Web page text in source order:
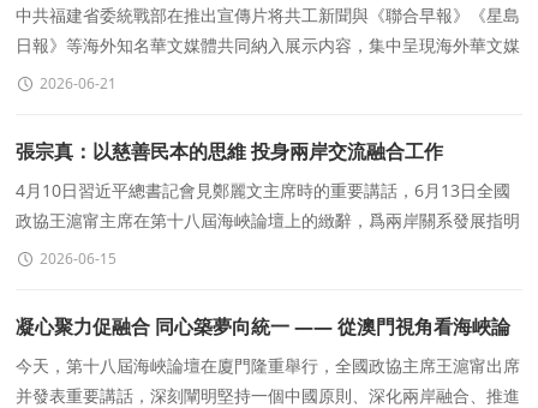
中共福建省委統戰部在推出宣傳片将共工新聞與《聯合早報》《星島
日報》等海外知名華文媒體共同納入展示内容，集中呈現海外華文媒
體的發展脈絡與傳播生态。
2026-06-21
張宗真：以慈善民本的思維 投身兩岸交流融合工作
4月10日習近平總書記會見鄭麗文主席時的重要講話，6月13日全國
政協王滬甯主席在第十八屆海峽論壇上的緻辭，爲兩岸關系發展指明
了方向，對堅守兩岸一家親理念
2026-06-15
凝心聚力促融合 同心築夢向統一 —— 從澳門視角看海峽論
壇的時代意義與統一前景
今天，第十八屆海峽論壇在廈門隆重舉行，全國政協主席王滬甯出席
并發表重要講話，深刻闡明堅持一個中國原則、深化兩岸融合、推進